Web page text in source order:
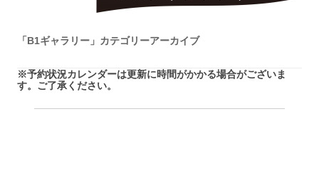
「 B1ギャラリー 」カテゴリーアーカイブ
※予約状況カレンダーは更新に時間がかかる場合がございま
す。ご了承ください。